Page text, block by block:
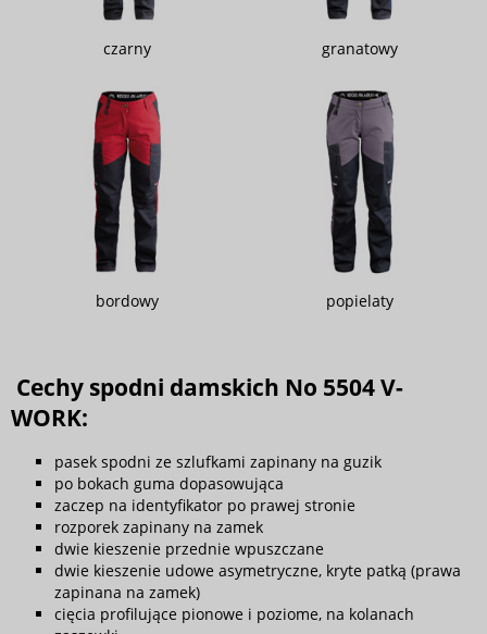
czarny granatowy
bordowy popielaty
Cechy spodni damskich No 5504 V-
WORK:
pasek spodni ze szlufkami zapinany na guzik
po bokach guma dopasowująca
zaczep na identyfikator po prawej stronie
rozporek zapinany na zamek
dwie kieszenie przednie wpuszczane
dwie kieszenie udowe asymetryczne, kryte patką (prawa
zapinana na zamek)
cięcia profilujące pionowe i poziome, na kolanach